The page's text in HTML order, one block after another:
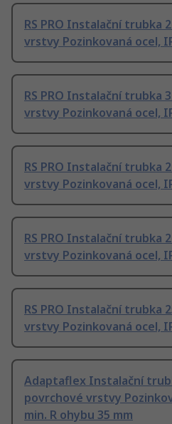
RS PRO Instalační trubka
vrstvy Pozinkovaná ocel,
RS PRO Instalační trubka
vrstvy Pozinkovaná ocel,
RS PRO Instalační trubka
vrstvy Pozinkovaná ocel,
RS PRO Instalační trubka
vrstvy Pozinkovaná ocel,
RS PRO Instalační trubka
vrstvy Pozinkovaná ocel,
Adaptaflex Instalační
povrchové vrstvy
min. R ohybu 35 mm